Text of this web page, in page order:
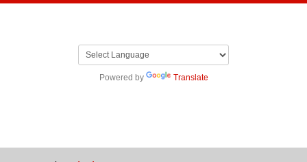
Powered by Translate